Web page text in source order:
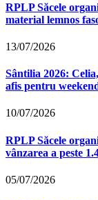
RPLP Săcele
material lemnos
13/07/2026
Sântilia 2026:
afis pentru
10/07/2026
RPLP Săcele
vânzarea a peste
05/07/2026